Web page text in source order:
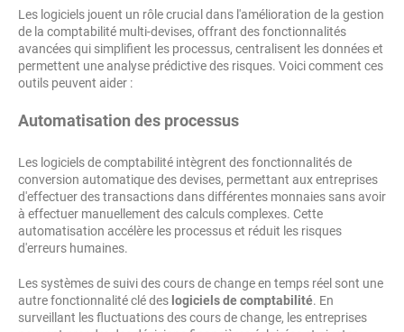
Les logiciels jouent un rôle crucial dans l'amélioration de la gestion
de la comptabilité multi-devises, offrant des fonctionnalités
avancées qui simplifient les processus, centralisent les données et
permettent une analyse prédictive des risques. Voici comment ces
outils peuvent aider :
Automatisation des processus
Les logiciels de comptabilité intègrent des fonctionnalités de
conversion automatique des devises, permettant aux entreprises
d'effectuer des transactions dans différentes monnaies sans avoir
à effectuer manuellement des calculs complexes. Cette
automatisation accélère les processus et réduit les risques
d'erreurs humaines.
Les systèmes de suivi des cours de change en temps réel sont une
autre fonctionnalité clé des logiciels de comptabilité. En
surveillant les fluctuations des cours de change, les entreprises